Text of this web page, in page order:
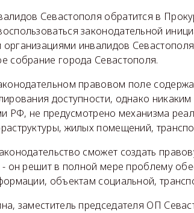
Севастополя обратится в
законодательной
инвалидов
собрание города Севастополя.
правовом поле
доступности, однако
РФ, не предусмотрено механизма
жилых помещений,
сможет создать
он решит в полной мере проблему
объектам социальной,
заместитель председателя ОП